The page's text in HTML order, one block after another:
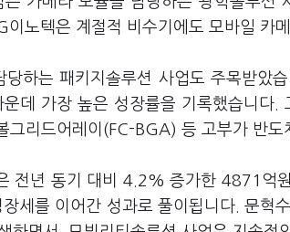
이노텍은 계절적 비수기에도 모바일 카
당하는 패키지솔루션 사업도 주목받
데 가장 높은 성장률을 기록했습니다.
그리드어레이(FC-BGA) 등 고부가 반도
전년 동기 대비 4.2% 증가한 4871억
세를 이어간 성과로 풀이됩니다. 문혁